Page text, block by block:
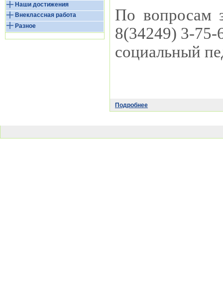
Наши достижения
Внеклассная работа
Разное
По вопросам
8(34249) 3-75-
социальный
Подробнее